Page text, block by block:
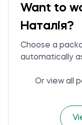
Want to
Наталія?
Choose a
automatically
Or view all